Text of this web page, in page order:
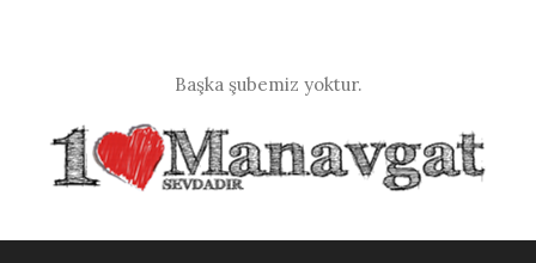
Başka şubemiz yoktur.